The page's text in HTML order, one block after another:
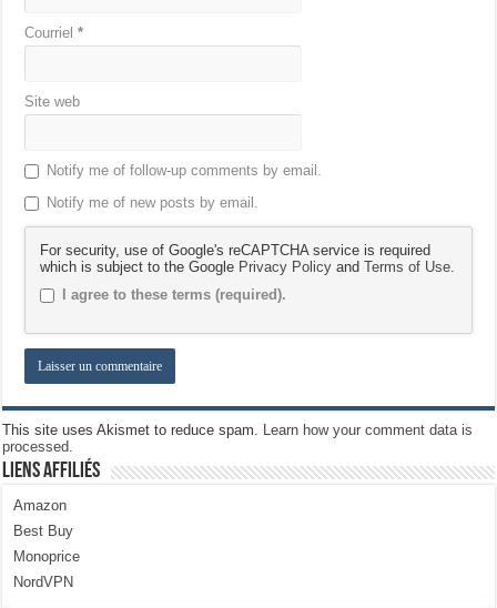
Courriel*
Site web
Notify me of follow-up comments by email.
Notify me of new posts by email.
For security, use of Google's reCAPTCHA service is required
which is subject to the Google Privacy Policy andTerms of Use.
I agree to these terms (required).
This site uses Akismet to reduce spam. Learn how your comment data is
processed.
Liens Affiliés
Amazon
Best Buy
Monoprice
NordVPN